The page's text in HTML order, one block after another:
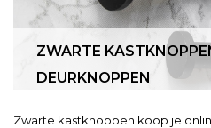
ZWARTE
DEURKNOPPEN
Zwarte kastknoppen koop je